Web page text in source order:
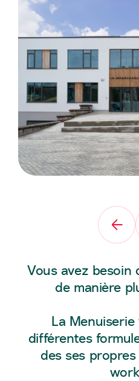
Vous avez besoin
de manière
La
différentes
des ses